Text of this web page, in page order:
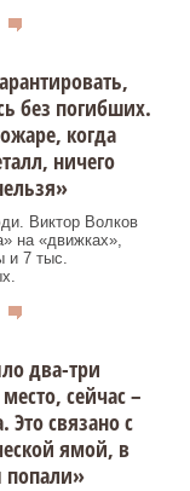
без погибших.
когда
ничего
Виктор Волков
на «движках»,
и 7 тыс.
два-три
сейчас –
Это связано с
ямой, в